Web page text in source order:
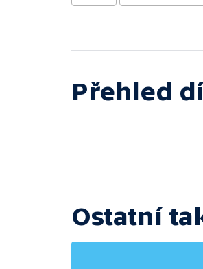
Přehled
Ostatní